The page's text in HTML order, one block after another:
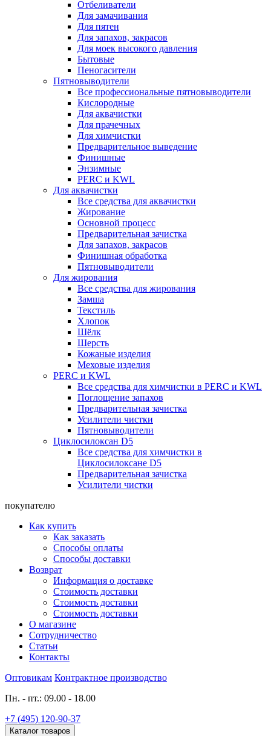
Отбеливатели
Для замачивания
Для пятен
Для запахов, закрасов
Для моек высокого давления
Бытовые
Пеногасители
Пятновыводители
Все профессиональные пятновыводители
Кислородные
Для аквачистки
Для прачечных
Для химчистки
Предварительное выведение
Финишные
Энзимные
PERC и KWL
Для аквачистки
Все средства для аквачистки
Жирование
Основной процесс
Предварительная зачистка
Для запахов, закрасов
Финишная обработка
Пятновыводители
Для жирования
Все средства для жирования
Замша
Текстиль
Хлопок
Шёлк
Шерсть
Кожаные изделия
Меховые изделия
PERC и KWL
Все средства для химчистки в PERC и KWL
Поглощение запахов
Предварительная зачистка
Усилители чистки
Пятновыводители
Циклосилоксан D5
Все средства для химчистки в
Циклосилоксане D5
Предварительная зачистка
Усилители чистки
покупателю
Как купить
Как заказать
Способы оплаты
Способы доставки
Возврат
Информация о доставке
Стоимость доставки
Стоимость доставки
Стоимость доставки
О магазине
Сотрудничество
Статьи
Контакты
Оптовикам Контрактное производство
Пн. - пт.: 09.00 - 18.00
+7 (495) 120-90-37
Каталог товаров